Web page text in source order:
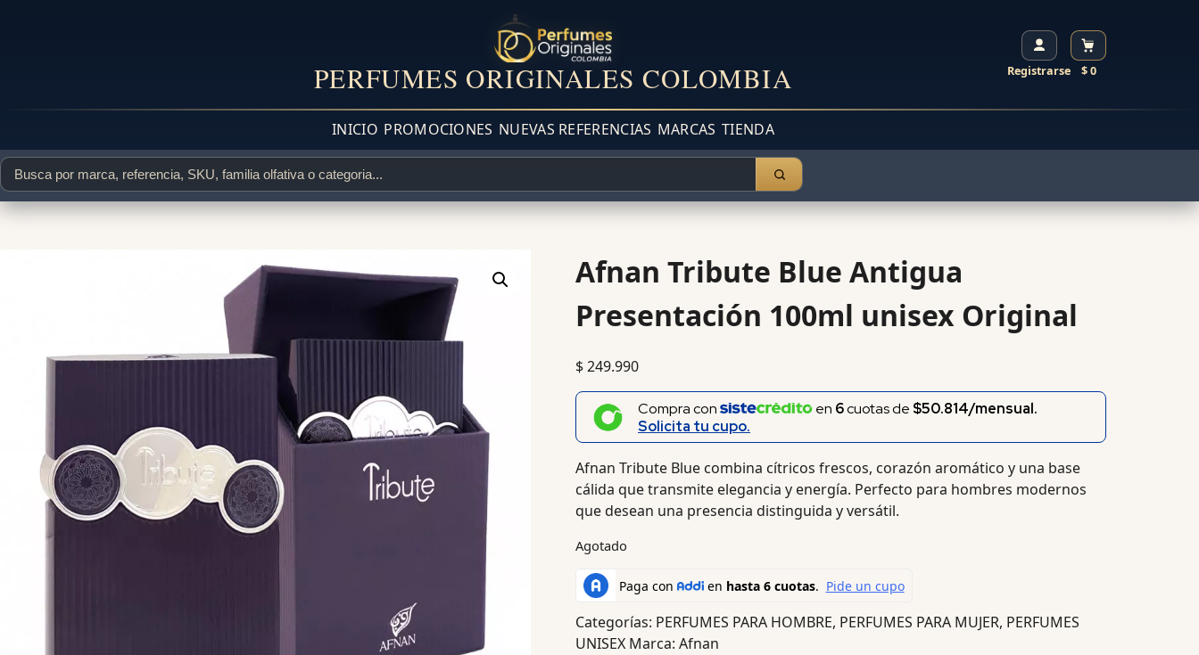
PERFUMES ORIGINALES COLOMBIA Registrarse $ 0
INICIO PROMOCIONES NUEVAS REFERENCIAS MARCAS TIENDA
Afnan Tribute Blue Antigua
Presentación 100ml unisex Original
$249.990
Compra con en 6cuotas de $50.814/mensual.
Solicita tu cupo.
Afnan Tribute Blue combina cítricos frescos, corazón aromático y una base
cálida que transmite elegancia y energía. Perfecto para hombres modernos
que desean una presencia distinguida y versátil.
Agotado
Categorías: PERFUMES PARA HOMBRE, PERFUMES PARA MUJER, PERFUMES
UNISEX Marca: Afnan